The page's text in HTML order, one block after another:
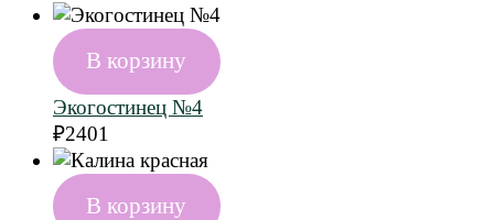
В корзину
Экогостинец №4
₽2401
В корзину